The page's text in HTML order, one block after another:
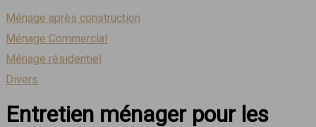
Ménage après construction
Ménage Commercial
Ménage résidentiel
Divers
Entretien ménager pour les